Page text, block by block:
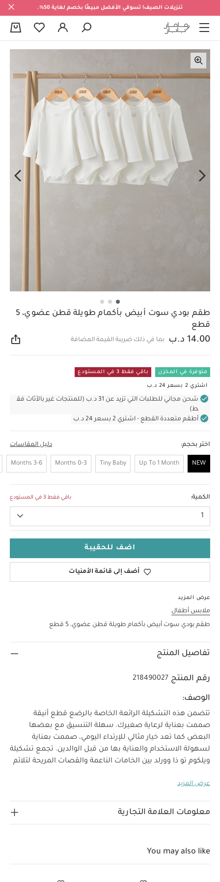
تنزيلات الصيف! تسوقي الأفضل مبيعًا بخصم لغاية 50%.
طقم بودي سوت أبيض بأكمام طويلة قطن عضوي، 5
قطع
14.00 د.ب بما في ذلك ضريبة القيمة المضافة
متوفرة في المخزن باقي فقط 3 في المستودع
اشتري 2 بسعر 24 د.ب
شحن مجاني للطلبات التي تزيد عن 31 د.ب (للمنتجات غير بالأثاث فق
ط)
أطقم متعددة القطع - اشتري 2 بسعر 24 د.ب
اختر بحجم: دليل المقاسات
NEW
Up To 1 Month
Tiny Baby
0-3 Months
3-6 Months
الكمية: باقي فقط 3 في المستودع
1
اضف للحقيبة
أضف إلى قائمة الأمنيات
عرض المزيد
ملابس أطفال
طقم بودي سوت أبيض بأكمام طويلة قطن عضوي، 5 قطع
تفاصيل المنتج
رقم المنتج 218490027
الوصف:
تتضمن هذه التشكيلة الرائعة الخاصة بالرضع قطع أنيقة
صممت بعناية لرعاية صغيرك. سهلة التنسيق مع بعضها
البعض كما تعد خيار مثالي للإرتداء اليومي، صممت بعناية
لسهولة الاستخدام والعناية بها من قبل الوالدين. تجمع تشكيلة
ويلكوم تو ذا وورلد بين الخامات الناعمة والقصات المريحة لتلائم
خمس بودي سوت أبيض بأكمام طويلة كما صنع من القطن
الرضع. يغلق الطقم بأزرار كبس لسهولة الارتداء ويزدان برقعة
تعليمات العناية/الإرشادات:
عرض المزيد
معلومات العلامة التجارية
You may also like